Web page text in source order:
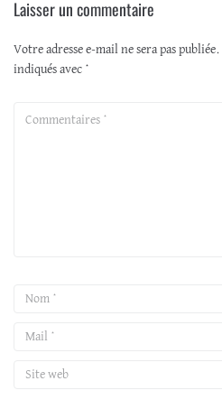
Laisser un commentaire
Votre adresse e-mail ne sera pas publiée.
indiqués avec *